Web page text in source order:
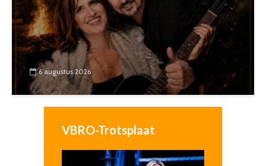
6 augustus 2026
VBRO-Trotsplaat